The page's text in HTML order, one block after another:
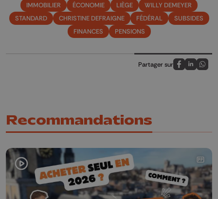
IMMOBILIER ÉCONOMIE LIÈGE
WILLY DEMEYER
STANDARD
CHRISTINE DEFRAIGNE FÉDÉRAL
SUBSIDES
FINANCES
PENSIONS
Partager sur
Partagez sur
Partagez
Recommandations